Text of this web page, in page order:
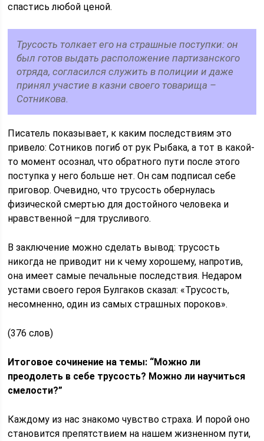
спастись любой ценой.
Трусость толкает его на страшные поступки: он
был готов выдать расположение партизанского
отряда, согласился служить в полиции и даже
принял участие в казни своего товарища –
Сотникова.
Писатель показывает, к каким последствиям это
привело: Сотников погиб от рук Рыбака, а тот в какой-
то момент осознал, что обратного пути после этого
поступка у него больше нет. Он сам подписал себе
приговор. Очевидно, что трусость обернулась
физической смертью для достойного человека и
нравственной –для трусливого.
В заключение можно сделать вывод: трусость
никогда не приводит ни к чему хорошему, напротив,
она имеет самые печальные последствия. Недаром
устами своего героя Булгаков сказал: «Трусость,
несомненно, один из самых страшных пороков».
(376 слов)
Итоговое сочинение на темы: “Можно ли
преодолеть в себе трусость? Можно ли научиться
смелости?”
Каждому из нас знакомо чувство страха. И порой оно
становится препятствием на нашем жизненном пути,